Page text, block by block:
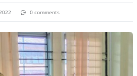
0 comments